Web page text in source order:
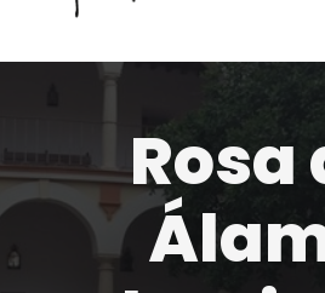
Rosa